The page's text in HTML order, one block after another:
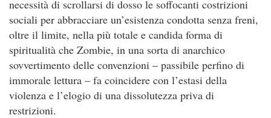
necessità di scrollarsi di dosso le soffocanti costrizioni
sociali per abbracciare un’esistenza condotta senza freni,
oltre il limite, nella più totale e candida forma di
spiritualità che Zombie, in una sorta di anarchico
sovvertimento delle convenzioni – passibile perfino di
immorale lettura – fa coincidere con l’estasi della
violenza e l’elogio di una dissolutezza priva di
restrizioni.